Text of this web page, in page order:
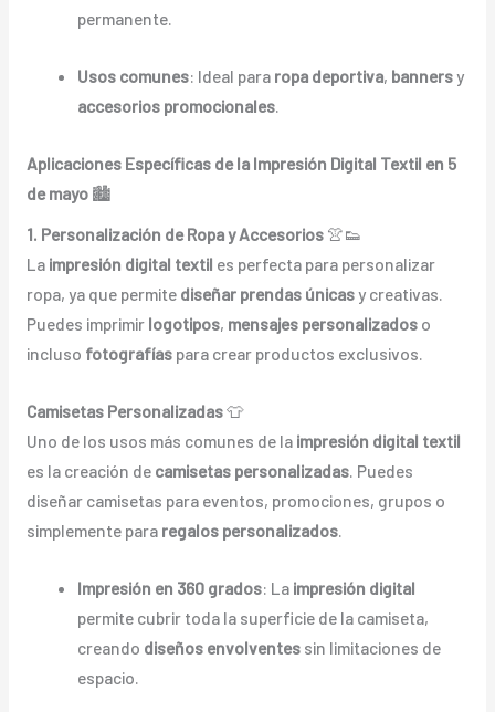
permanente.
Usos comunes: Ideal para ropa deportiva, bannersy
accesorios promocionales
Aplicaciones Específicas de la Impresión Digital Textil en 5
de mayo🏙️
1. Personalización de Ropa y Accesorios👚👟
La impresión digital textil es perfecta para personalizar
ropa, ya que permite diseñar prendas únicasy creativas.
Puedes imprimir logotipos, mensajes personalizadoso
incluso fotografíaspara crear productos exclusivos.
Camisetas Personalizadas👕
Uno de los usos más comunes de la impresión digital textil
es la creación de camisetas personalizadas. Puedes
diseñar camisetas para eventos, promociones, grupos o
simplemente para regalos personalizados.
Impresión en 360 grados: La impresión digital
permite cubrir toda la superficie de la camiseta,
creando diseños envolventes sin limitaciones de
espacio.